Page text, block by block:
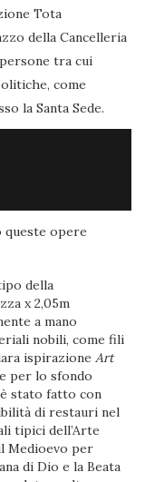
Tota
della Cancelleria
tra cui
come
la Santa Sede.
opere
della
x 2,05m
a mano
nobili, come fili
ispirazioneArt
per lo sfondo
è stato fatto con
di restauri nel
tipici dell’Arte
Medioevo per
di Dio e la Beata